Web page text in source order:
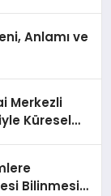
Anlamı ve
Merkezli
Küresel
Bilinmesi